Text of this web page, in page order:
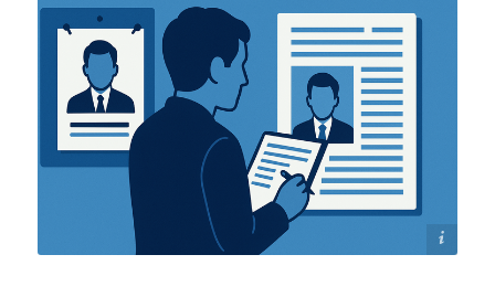
Bildquelle: KI-generiert